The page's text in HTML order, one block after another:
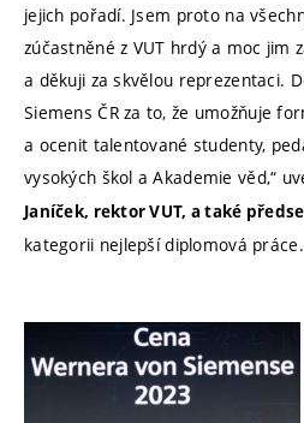
jejich pořadí. Jsem proto na
zúčastněné z VUT hrdý a moc jim
a děkuji za skvělou reprezentaci.
Siemens ČR za to, že umožňuje
a ocenit talentované studenty,
vysokých škol a Akademie věd,“
Janíček, rektor VUT, a také
kategorii nejlepší diplomová práce.